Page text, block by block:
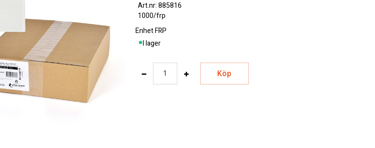
885816
1000/frp
EnhetFRP
I lager
Köp